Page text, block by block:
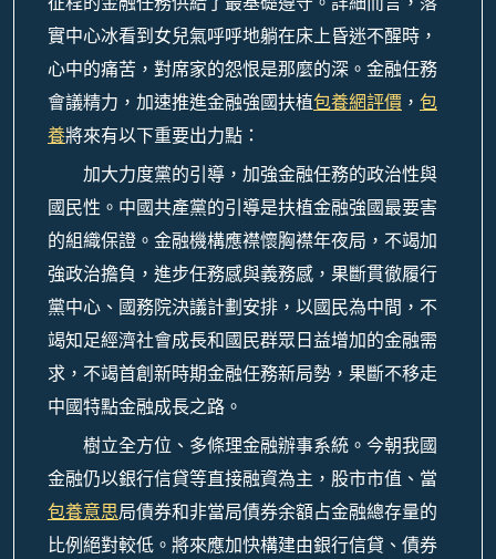
實中心冰看到女兒氣呼呼地躺在床上昏迷不醒時，
心中的痛苦，對席家的怨恨是那麼的深。金融任務
會議精力，加速推進金融強國扶植包養網評價 ， 包
養將來有以下重要出力點：
加大力度黨的引導，加強金融任務的政治性與
國民性。中國共產黨的引導是扶植金融強國最要害
的組織保證。金融機構應襟懷胸襟年夜局，不竭加
強政治擔負，進步任務感與義務感，果斷貫徹履行
黨中心、國務院決議計劃安排，以國民為中間，不
竭知足經濟社會成長和國民群眾日益增加的金融需
求，不竭首創新時期金融任務新局勢，果斷不移走
中國特點金融成長之路。
樹立全方位、多條理金融辦事系統。今朝我國
金融仍以銀行信貸等直接融資為主，股市市值、當
包養意思局債券和非當局債券余額占金融總存量的
比例絕對較低。將來應加快構建由銀行信貸、債券